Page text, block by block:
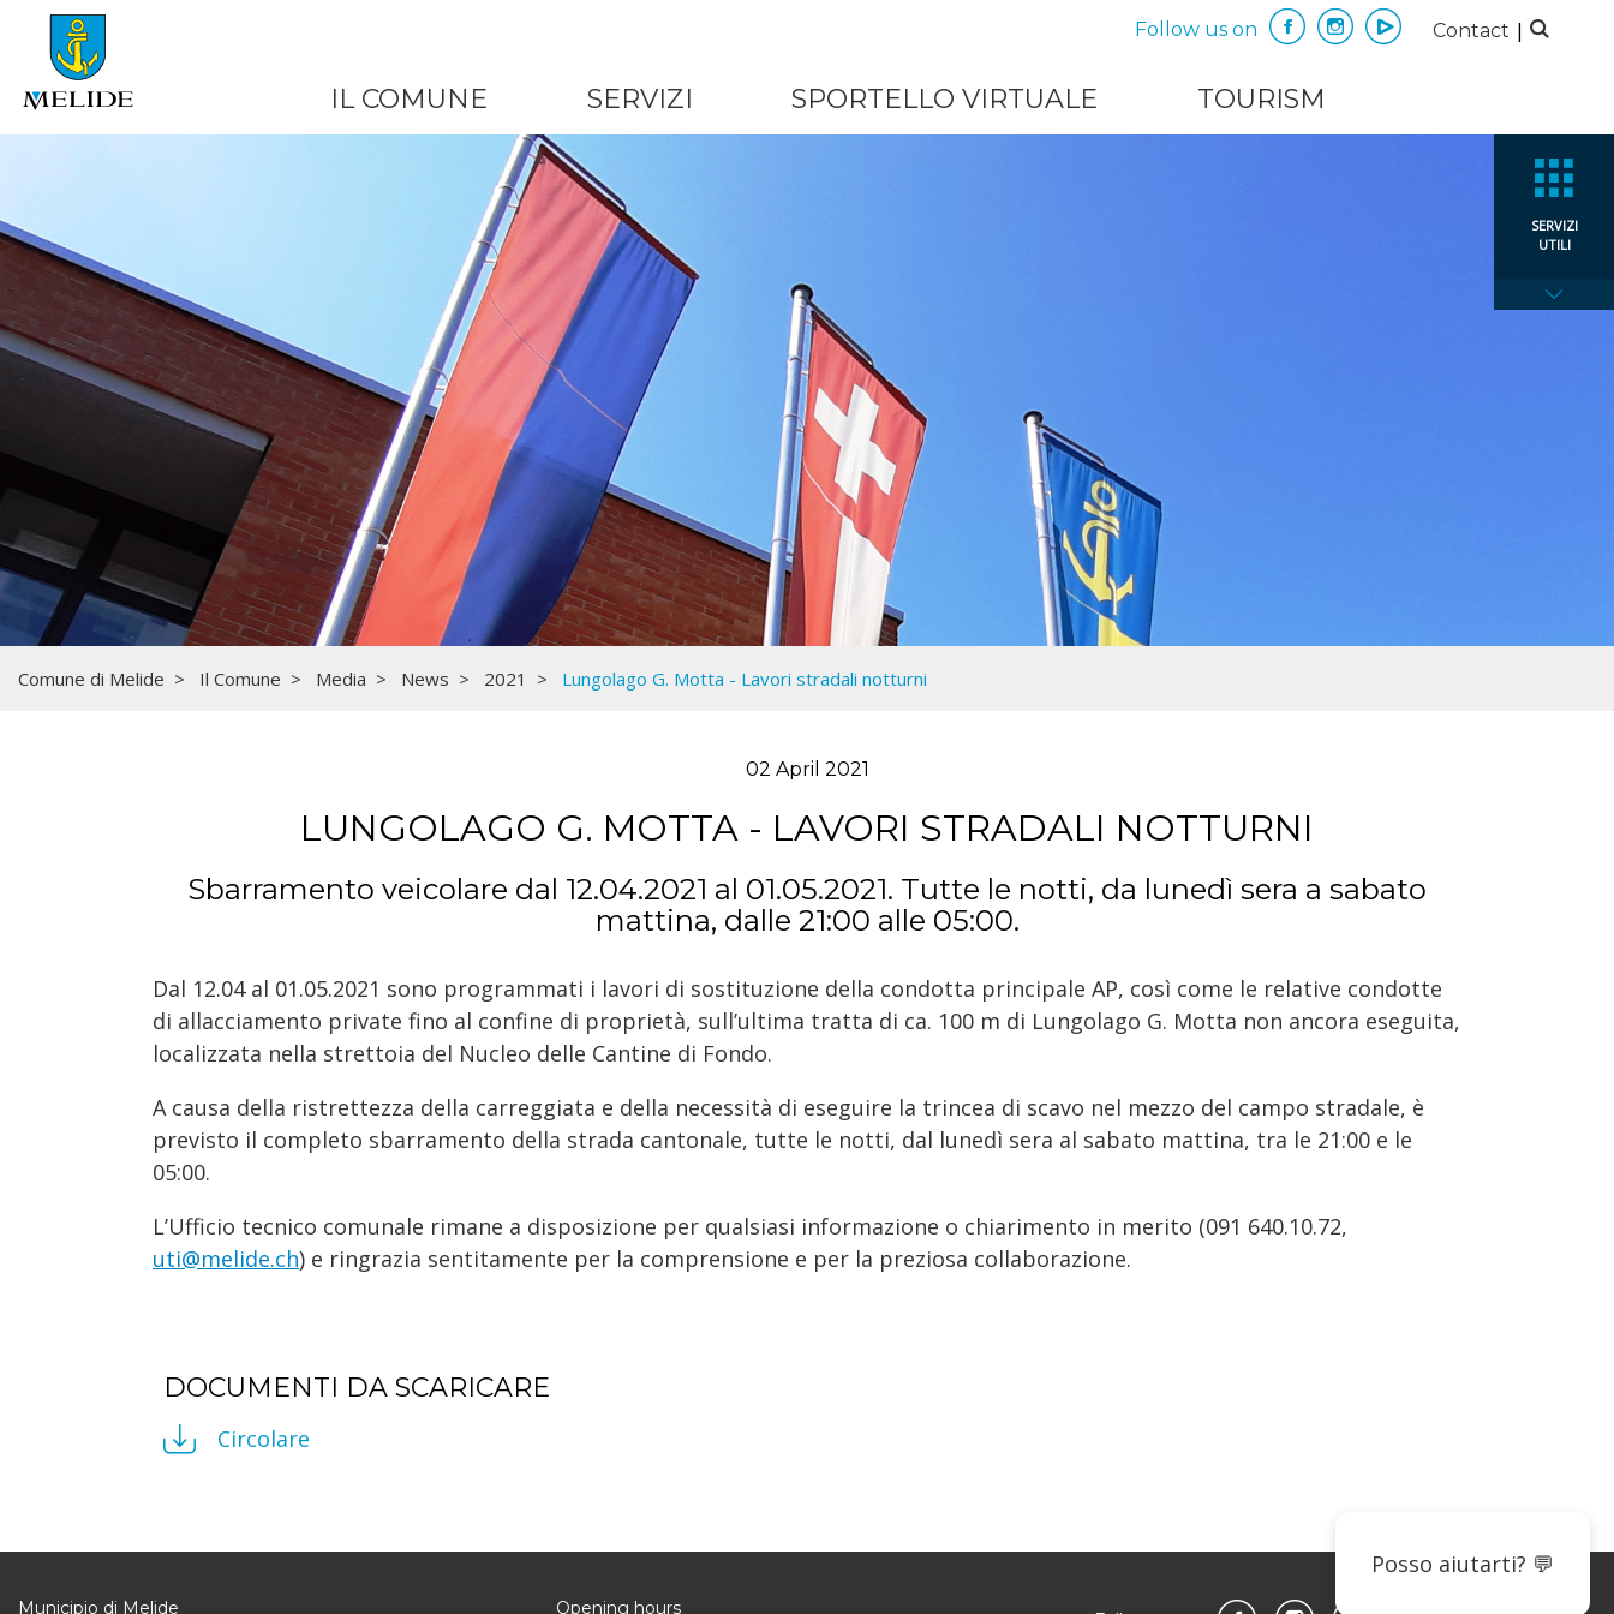
Posso aiutarti? 💬
Follow us on Contact |
IL COMUNE SERVIZI SPORTELLO VIRTUALE TOURISM
SERVIZI
UTILI
Comune di Melide Il Comune Media News 2021 Lungolago G. Motta - Lavori stradali notturni
02 April 2021
LUNGOLAGO G. MOTTA - LAVORI STRADALI NOTTURNI
Sbarramento veicolare dal 12.04.2021 al 01.05.2021. Tutte le notti, da lunedì sera a sabato
mattina, dalle 21:00 alle 05:00.
Dal 12.04 al 01.05.2021 sono programmati i lavori di sostituzione della condotta principale AP, così come le relative condotte
di allacciamento private fino al confine di proprietà, sull’ultima tratta di ca. 100 m di Lungolago G. Motta non ancora eseguita,
localizzata nella strettoia del Nucleo delle Cantine di Fondo.
A causa della ristrettezza della carreggiata e della necessità di eseguire la trincea di scavo nel mezzo del campo stradale, è
previsto il completo sbarramento della strada cantonale, tutte le notti, dal lunedì sera al sabato mattina, tra le 21:00 e le
05:00.
L’Ufficio tecnico comunale rimane a disposizione per qualsiasi informazione o chiarimento in merito (091 640.10.72,
uti@melide.ch) e ringrazia sentitamente per la comprensione e per la preziosa collaborazione.
DOCUMENTI DA SCARICARE
Circolare
Municipio di Melide Opening hours